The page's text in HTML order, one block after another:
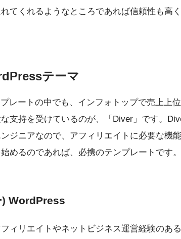
てくれるようなところであれば信頼性も高
テーマ
レートの中でも、 インフォトップで売上上
支持を受けているのが、「Diver」 です。
ジニアなので、アフィリエイトに必要な機
めるのであれば、必携のテンプレートです。
) WordPress
ィリエイトやネットビジネス運営経験のあ